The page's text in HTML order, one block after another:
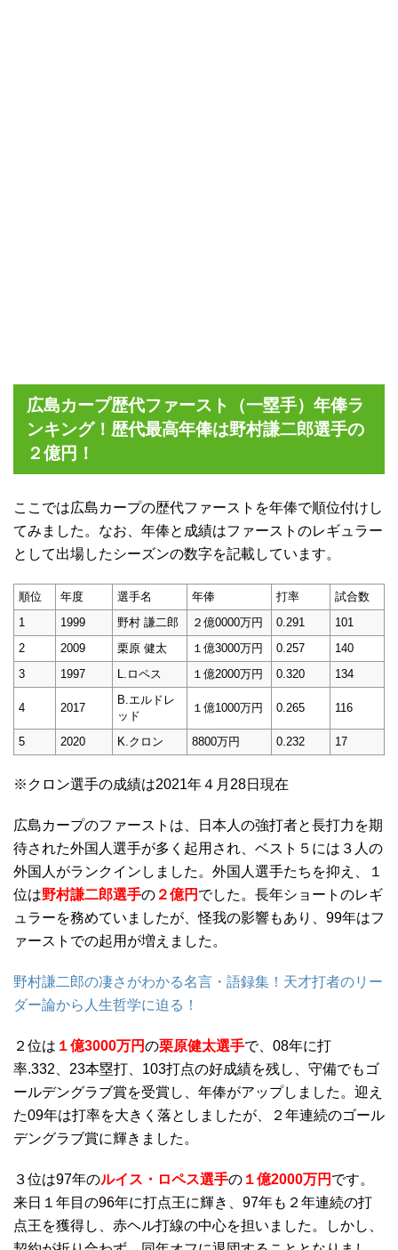
広島カープ歴代ファースト（一塁手）年俸ラ
ンキング！歴代最高年俸は野村謙二郎選手の
２億円！
ここでは広島カープの歴代ファーストを年俸で順位付けし
てみました。なお、年俸と成績はファーストのレギュラー
として出場したシーズンの数字を記載しています。
順位 年度 選手名 年俸 打率
試合数
1
1999 野村 謙二郎 ２億0000万円 0.291
101
2
2009 栗原 健太 １億3000万円 0.257
140
3
1997 L.ロペス １億2000万円 0.320 134
4 2017
B.エルドレ
ッド
１億1000万円 0.265 116
5 2020 K.クロン 8800万円 0.232 17
※クロン選手の成績は2021年４月28日現在
広島カープのファーストは、日本人の強打者と長打力を期
待された外国人選手が多く起用され、ベスト５には３人の
外国人がランクインしました。外国人選手たちを抑え、１
位は野村謙二郎選手の ２億円 でした。長年ショートのレギ
ュラーを務めていましたが、怪我の影響もあり、99年はフ
ァーストでの起用が増えました。
野村謙二郎の凄さがわかる名言・語録集！天才打者のリー
ダー論から人生哲学に迫る！
２位は １億3000万円の栗原健太選手で、08年に打
率.332、23本塁打、103打点の好成績を残し、守備でもゴ
ールデングラブ賞を受賞し、年俸がアップしました。迎え
た09年は打率を大きく落としましたが、２年連続のゴール
デングラブ賞に輝きました。
３位は97年のルイス・ロペス選手の １億2000万円 です。
来日１年目の96年に打点王に輝き、97年も２年連続の打
点王を獲得し、赤ヘル打線の中心を担いました。しかし、